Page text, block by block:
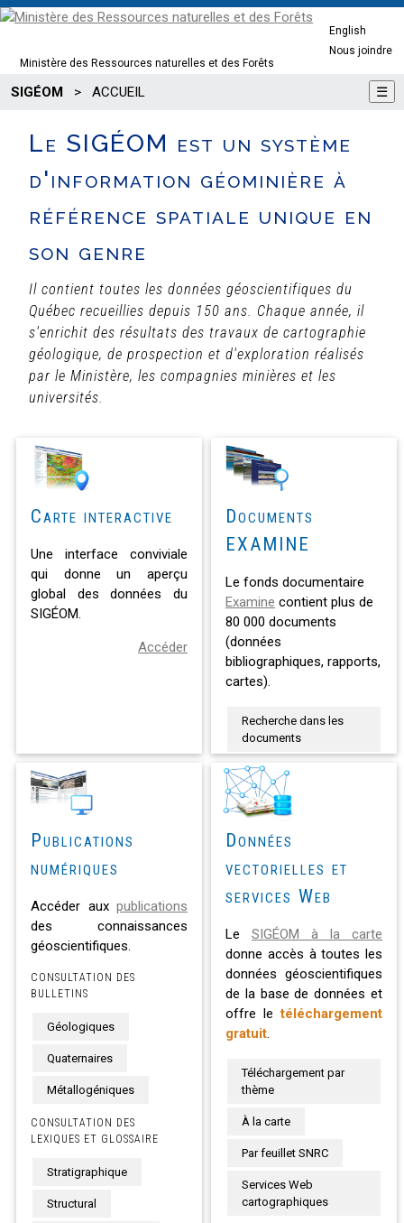
Ministère des Ressources naturelles et des Forêts
English
Nous joindre
SIGÉOM > ACCUEIL ☰
Le SIGÉOM est un système
d'information géominière à
référence spatiale unique en
son genre
Il contient toutes les données géoscientifiques du
Québec recueillies depuis 150 ans. Chaque année, il
s'enrichit des résultats des travaux de cartographie
géologique, de prospection et d'exploration réalisés
par le Ministère, les compagnies minières et les
universités.
Carte interactive
Une interface conviviale
qui donne un aperçu
global des données du
SIGÉOM.
Accéder
Documents
EXAMINE
Le fonds documentaire
Examine contient plus de
80 000 documents
(données
bibliographiques, rapports,
cartes).
Recherche dans les
documents
Publications
numériques
Accéder aux publications
des connaissances
géoscientifiques.
CONSULTATION DES
BULLETINS
Géologiques
Quaternaires
Métallogéniques
CONSULTATION DES
LEXIQUES ET GLOSSAIRE
Stratigraphique
Structural
Données
vectorielles et
services Web
Le SIGÉOM à la carte
donne accès à toutes les
données géoscientifiques
de la base de données et
offre letéléchargement
gratuit.
Téléchargement par
thème
À la carte
Par feuillet SNRC
Services Web
cartographiques